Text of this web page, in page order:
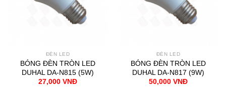
ĐÈN LED
BÓNG ĐÈN TRÒN LED
DUHAL DA-N815 (5W)
27,000 VNĐ
ĐÈN LED
BÓNG ĐÈN TRÒN LED
DUHAL DA-N817 (9W)
50,000 VNĐ